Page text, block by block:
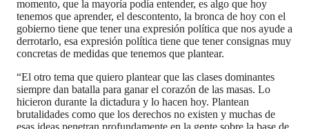
momento, que la mayoría podía entender, es algo que hoy
tenemos que aprender, el descontento, la bronca de hoy con el
gobierno tiene que tener una expresión política que nos ayude a
derrotarlo, esa expresión política tiene que tener consignas muy
concretas de medidas que tenemos que plantear.
“El otro tema que quiero plantear que las clases dominantes
siempre dan batalla para ganar el corazón de las masas. Lo
hicieron durante la dictadura y lo hacen hoy. Plantean
brutalidades como que los derechos no existen y muchas de
esas ideas penetran profundamente en la gente sobre la base de